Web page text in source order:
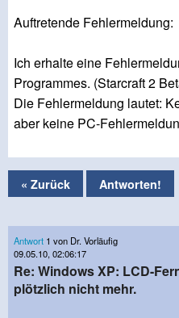
Auftretende Fehlermeldung:
Ich erhalte eine
Programmes. (Starcraft 2
Die Fehlermeldung lautet:
aber keine PC-
« Zurück Antworten!
Antwort 1 von Dr. Vorläufig
09.05.10, 02:06:17
Re: Windows XP: LCD-
plötzlich nicht mehr.